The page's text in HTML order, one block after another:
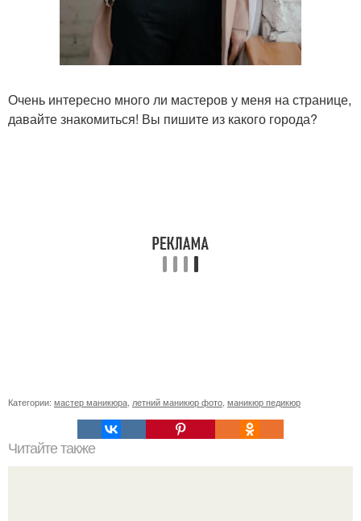
Очень интересно много ли мастеров у меня на странице,
давайте знакомиться! Вы пишите из какого города?
Категории: мастер маникюра, летний маникюр фото, маникюр педикюр
Читайте также